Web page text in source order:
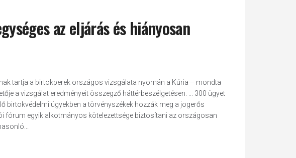
az eljárás és hiányosan
tartja a birtokperek országos vizsgálata nyomán a Kúria – mondta
a vizsgálat eredményeit összegző háttérbeszélgetésen. ... 300 ügyet
birtokvédelmi ügyekben a törvényszékek hozzák meg a jogerős
fórum egyik alkotmányos kötelezettsége biztosítani az országosan